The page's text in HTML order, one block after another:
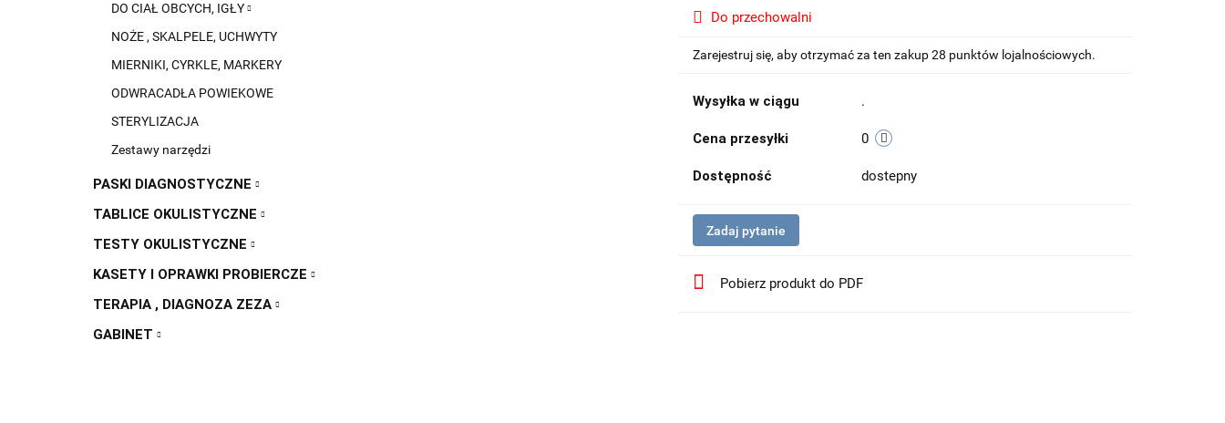
DO CIAŁ OBCYCH, IGŁY
NOŻE , SKALPELE, UCHWYTY
MIERNIKI, CYRKLE, MARKERY
ODWRACADŁA POWIEKOWE
STERYLIZACJA
Zestawy narzędzi
PASKI DIAGNOSTYCZNE
TABLICE OKULISTYCZNE
TESTY OKULISTYCZNE
KASETY I OPRAWKI PROBIERCZE
TERAPIA , DIAGNOZA ZEZA
GABINET
Do przechowalni
Zarejestruj się, aby otrzymać za ten zakup 28 punktów lojalnościowych.
Wysyłka w ciągu .
Cena przesyłki 0
Dostępność dostepny
Zadaj pytanie
Pobierz produkt do PDF